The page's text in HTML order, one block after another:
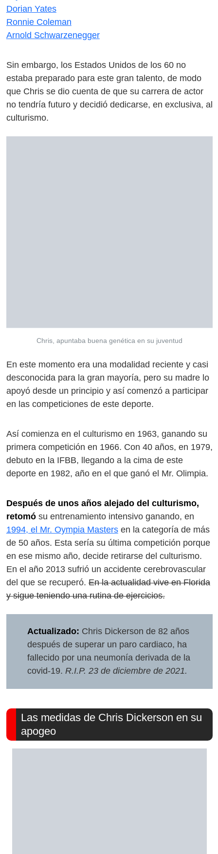
Dorian Yates
Ronnie Coleman
Arnold Schwarzenegger
Sin embargo, los Estados Unidos de los 60 no
estaba preparado para este gran talento, de modo
que Chris se dio cuenta de que su carrera de actor
no tendría futuro y decidió dedicarse, en exclusiva, al
culturismo.
Chris, apuntaba buena genética en su juventud
En este momento era una modalidad reciente y casi
desconocida para la gran mayoría, pero su madre lo
apoyó desde un principio y así comenzó a participar
en las competiciones de este deporte.
Así comienza en el culturismo en 1963, ganando su
primera competición en 1966. Con 40 años, en 1979,
debuto en la IFBB, llegando a la cima de este
deporte en 1982, año en el que ganó el Mr. Olimpia.
Después de unos años alejado del culturismo,
retomósu entrenamiento intensivo ganando, en
1994, el Mr. Oympia Mastersen la categoría de más
de 50 años. Esta sería su última competición porque
en ese mismo año, decide retirarse del culturismo.
En el año 2013 sufrió un accidente cerebrovascular
del que se recuperó.En la actualidad vive en Florida
y sigue teniendo una rutina de ejercicios.
Actualizado: Chris Dickerson de 82 años
después de superar un paro cardiaco, ha
fallecido por una neumonía derivada de la
covid-19. R.I.P. 23 de diciembre de 2021.
Las medidas de Chris Dickerson en su
apogeo